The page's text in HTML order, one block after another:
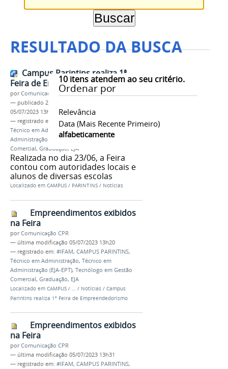
RESULTADO DA BUSCA
10itens atendem ao seu critério.
Ordenar por
Relevância
Data (mais Recente Primeiro)
alfabeticamente
Campus Parintins realiza 1ª
Feira de Empreendedorismo
porComunicação CPR
— publicado 26/06/2023
05/07/2023 13h42
— registrado em:
#IFAM CAMPUS PARINTINS,
Técnico em Administração
Administração (EJA-EPT),Tecnólogo em Gestão
Comercial, Graduação, EJA
Realizada no dia 23/06, a Feira
contou com autoridades locais e
alunos de diversas escolas
Localizado em CAMPUS / PARINTINS / Notícias
Empreendimentos exibidos
na Feira
porComunicação CPR
— última modificação 05/07/2023 13h20
— registrado em: #IFAM, CAMPUS PARINTINS,
Técnico em Administração, Técnico em
Administração (EJA-EPT), Tecnólogo em Gestão
Comercial, Graduação, EJA
Localizado em CAMPUS / / Notícias / Campus
Parintins realiza 1ª Feira de Empreendedorismo
Empreendimentos exibidos
na Feira
porComunicação CPR
— última modificação 05/07/2023 13h31
— registrado em: #IFAM, CAMPUS PARINTINS,